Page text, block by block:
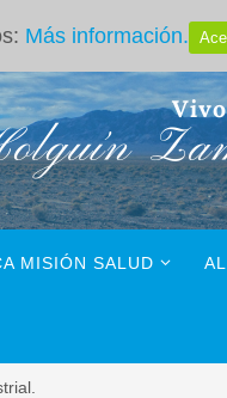
MISIÓN SALUD
Más información.